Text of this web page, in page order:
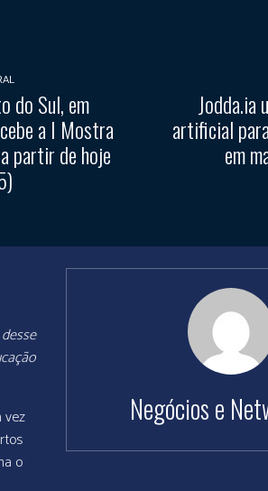
do Sul, em
a I Mostra
partir de hoje
Jodda.ia
artificial
em
vez
o
Negócios e